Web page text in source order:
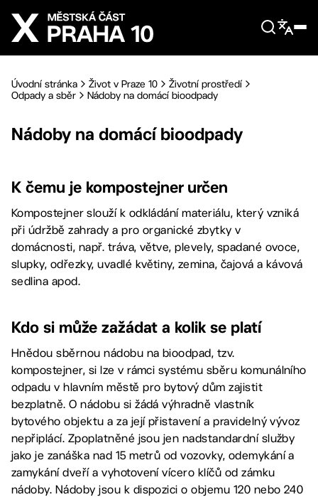
Přejít na hlavní obsah
Úvodní stránka Život v Praze 10
Životní prostředí
Odpady a sběr
Nádoby na domácí bioodpady
Nádoby na domácí bioodpady
K čemu je kompostejner určen
Kompostejner slouží k odkládání materiálu, který vzniká
při údržbě zahrady a pro organické zbytky v
domácnosti, např. tráva, větve, plevely, spadané ovoce,
slupky, odřezky, uvadlé květiny, zemina, čajová a kávová
sedlina apod.
Kdo si může zažádat a kolik se platí
Hnědou sběrnou nádobu na bioodpad, tzv.
kompostejner, si lze v rámci systému sběru komunálního
odpadu v hlavním městě pro bytový dům zajistit
bezplatně. O nádobu si žádá výhradně vlastník
bytového objektu a za její přistavení a pravidelný vývoz
nepřiplácí. Zpoplatněné jsou jen nadstandardní služby
jako je zanáška nad 15 metrů od vozovky, odemykání a
zamykání dveří a vyhotovení vícero klíčů od zámku
nádoby. Nádoby jsou k dispozici o objemu 120 nebo 240